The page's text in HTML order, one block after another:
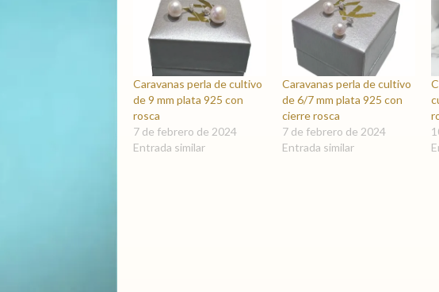
cierre
rosca
plata
925
cantidad
Caravanas perla de cultivo
de 9 mm plata 925 con
rosca
7 de febrero de 2024
Entrada similar
Caravanas perla de cultivo
de 6/7 mm plata 925 con
cierre rosca
7 de febrero de 2024
Entrada similar